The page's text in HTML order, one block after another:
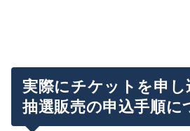
実際にチケットを申し
抽選販売の申込手順に